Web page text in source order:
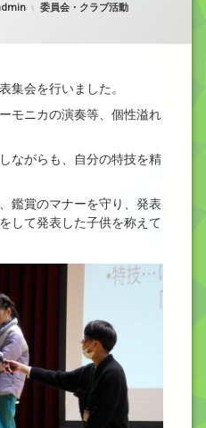
カテゴリー:
委員会・クラブ活動
集会を行いました。
モニカの演奏等、個性溢れ
ながらも、自分の特技を精
鑑賞のマナーを守り、発表
して発表した子供を称えて